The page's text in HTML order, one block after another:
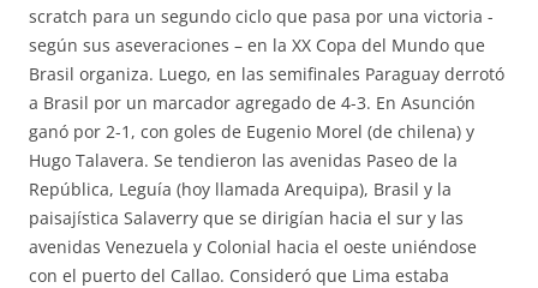
scratch para un segundo ciclo que pasa por una victoria -
según sus aseveraciones – en la XX Copa del Mundo que
Brasil organiza. Luego, en las semifinales Paraguay derrotó
a Brasil por un marcador agregado de 4-3. En Asunción
ganó por 2-1, con goles de Eugenio Morel (de chilena) y
Hugo Talavera. Se tendieron las avenidas Paseo de la
República, Leguía (hoy llamada Arequipa), Brasil y la
paisajística Salaverry que se dirigían hacia el sur y las
avenidas Venezuela y Colonial hacia el oeste uniéndose
con el puerto del Callao. Consideró que Lima estaba